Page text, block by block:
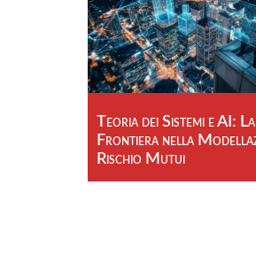
Teoria dei Sistemi e AI:
Frontiera nella
Rischio Mutui